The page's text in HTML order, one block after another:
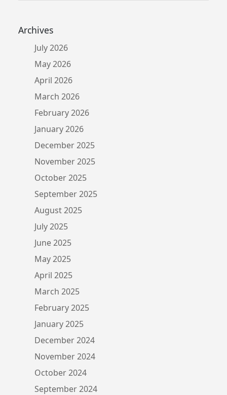
Archives
July 2026
May 2026
April 2026
March 2026
February 2026
January 2026
December 2025
November 2025
October 2025
September 2025
August 2025
July 2025
June 2025
May 2025
April 2025
March 2025
February 2025
January 2025
December 2024
November 2024
October 2024
September 2024